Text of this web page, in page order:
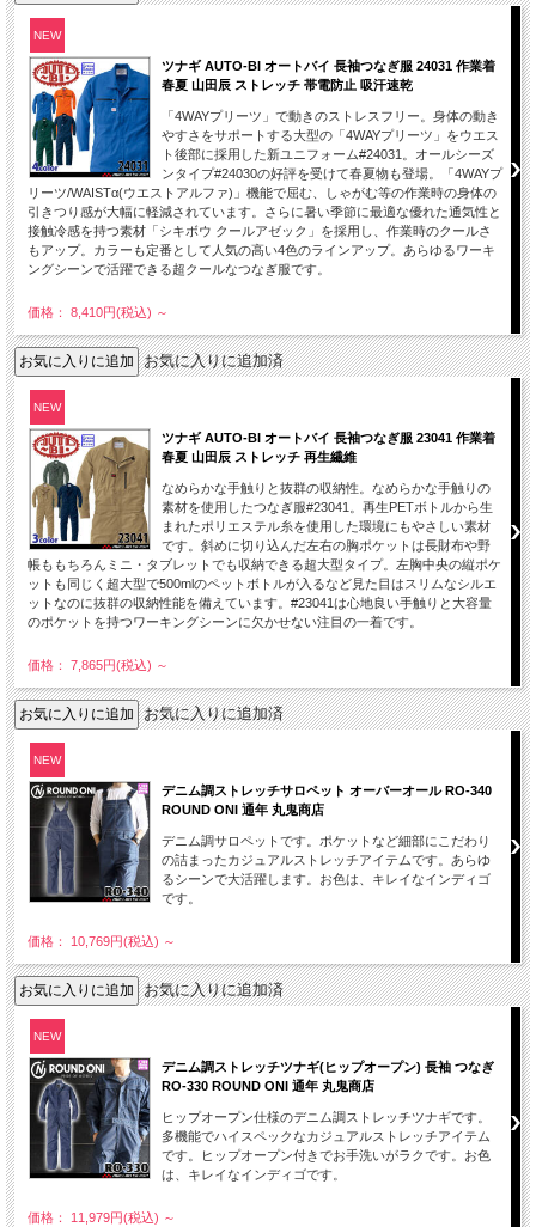
NEW
ツナギ AUTO-BI オートバイ 長袖つなぎ服 24031 作業着
春夏 山田辰 ストレッチ 帯電防止 吸汗速乾
「4WAYプリーツ」で動きのストレスフリー。身体の動き
やすさをサポートする大型の「4WAYプリーツ」をウエス
ト後部に採用した新ユニフォーム#24031。オールシーズ
ンタイプ#24030の好評を受けて春夏物も登場。「4WAYプ
リーツ/WAISTα(ウエストアルファ)」機能で屈む、しゃがむ等の作業時の身体の
引きつり感が大幅に軽減されています。さらに暑い季節に最適な優れた通気性と
接触冷感を持つ素材「シキボウ クールアゼック」を採用し、作業時のクールさ
もアップ。カラーも定番として人気の高い4色のラインアップ。あらゆるワーキ
ングシーンで活躍できる超クールなつなぎ服です。
価格： 8,410円(税込) ～
お気に入りに追加済
NEW
ツナギ AUTO-BI オートバイ 長袖つなぎ服 23041 作業着
春夏 山田辰 ストレッチ 再生繊維
なめらかな手触りと抜群の収納性。なめらかな手触りの
素材を使用したつなぎ服#23041。再生PETボトルから生
まれたポリエステル糸を使用した環境にもやさしい素材
です。斜めに切り込んだ左右の胸ポケットは長財布や野
帳ももちろんミニ・タブレットでも収納できる超大型タイプ。左胸中央の縦ポケ
ットも同じく超大型で500mlのペットボトルが入るなど見た目はスリムなシルエ
ットなのに抜群の収納性能を備えています。#23041は心地良い手触りと大容量
のポケットを持つワーキングシーンに欠かせない注目の一着です。
価格： 7,865円(税込) ～
お気に入りに追加済
NEW
デニム調ストレッチサロペット オーバーオール RO-340
ROUND ONI 通年 丸鬼商店
デニム調サロペットです。ポケットなど細部にこだわり
の詰まったカジュアルストレッチアイテムです。あらゆ
るシーンで大活躍します。お色は、キレイなインディゴ
です。
価格： 10,769円(税込) ～
お気に入りに追加済
NEW
デニム調ストレッチツナギ(ヒップオープン) 長袖 つなぎ
RO-330 ROUND ONI 通年 丸鬼商店
ヒップオープン仕様のデニム調ストレッチツナギです。
多機能でハイスペックなカジュアルストレッチアイテム
です。ヒップオープン付きでお手洗いがラクです。お色
は、キレイなインディゴです。
価格： 11,979円(税込) ～